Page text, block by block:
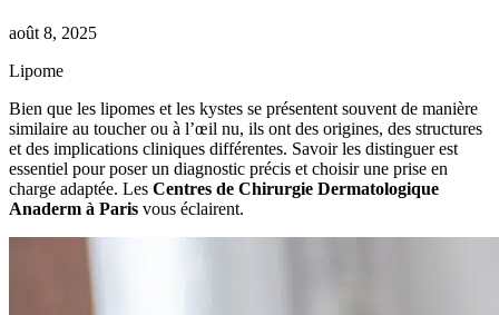
août 8, 2025
Lipome
Bien que les lipomes et les kystes se présentent souvent de manière
similaire au toucher ou à l’œil nu, ils ont des origines, des structures
et des implications cliniques différentes. Savoir les distinguer est
essentiel pour poser un diagnostic précis et choisir une prise en
charge adaptée. Les Centres de Chirurgie Dermatologique
Anaderm à Paris vous éclairent.